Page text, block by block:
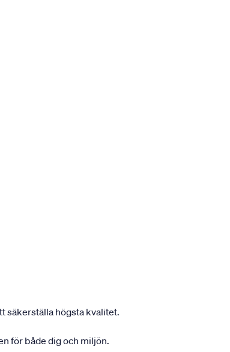
säkerställa högsta kvalitet.
för både dig och miljön.